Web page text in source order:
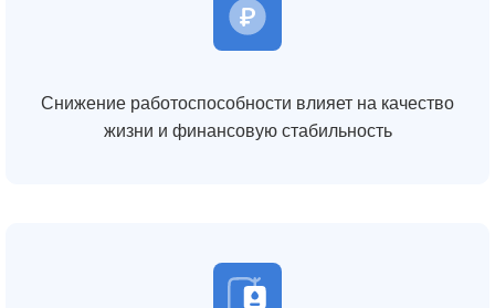
Снижение работоспособности влияет на качество
жизни и финансовую стабильность